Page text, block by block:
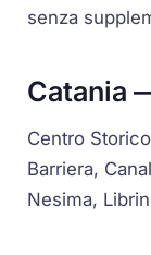
senza
Catania
Centro
Barriera,
Nesima,